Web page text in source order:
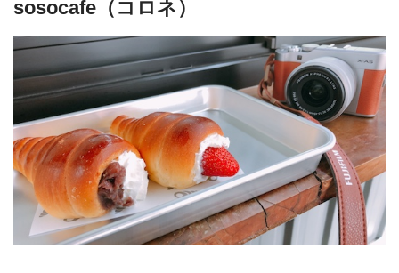
sosocafe（コロネ）